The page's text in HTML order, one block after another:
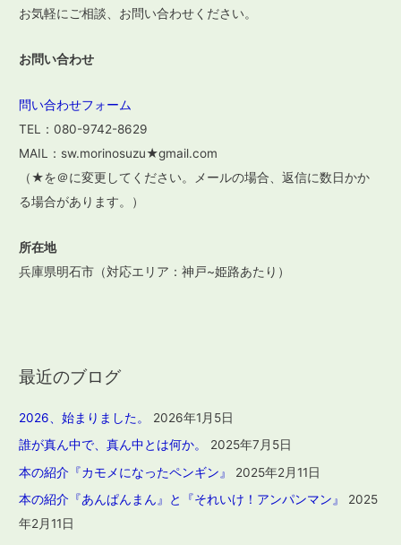
お気軽にご相談、お問い合わせください。
お問い合わせ
問い合わせフォーム
TEL：080-9742-8629
MAIL：sw.morinosuzu★gmail.com
（★を＠に変更してください。メールの場合、返信に数日かか
る場合があります。）
所在地
兵庫県明石市（対応エリア：神戸~姫路あたり）
最近のブログ
2026、始まりました。
2026年1月5日
誰が真ん中で、真ん中とは何か。
2025年7月5日
本の紹介『カモメになったペンギン』
2025年2月11日
本の紹介『あんぱんまん』と『それいけ！アンパンマン』
2025
年2月11日